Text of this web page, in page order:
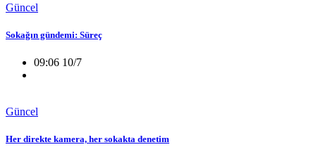
Güncel
Sokağın gündemi: Süreç
09:06 10/7
Güncel
Her direkte kamera, her sokakta denetim